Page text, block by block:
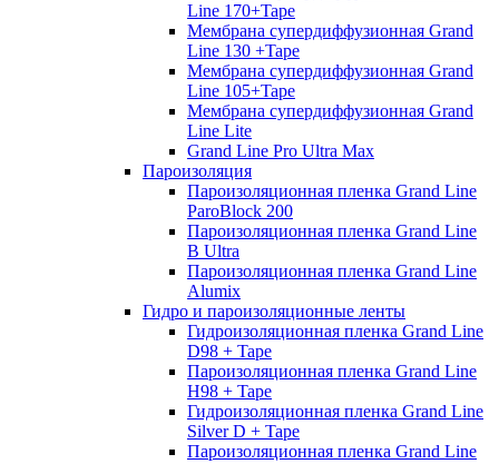
Line 170+Tape
Мембрана супердиффузионная Grand
Line 130 +Tape
Мембрана супердиффузионная Grand
Line 105+Tape
Мембрана супердиффузионная Grand
Line Lite
Grand Line Pro Ultra Max
Пароизоляция
Пароизоляционная пленка Grand Line
ParoBlock 200
Пароизоляционная пленка Grand Line
B Ultra
Пароизоляционная пленка Grand Line
Alumix
Гидро и пароизоляционные ленты
Гидроизоляционная пленка Grand Line
D98 + Tape
Пароизоляционная пленка Grand Line
H98 + Tape
Гидроизоляционная пленка Grand Line
Silver D + Tape
Пароизоляционная пленка Grand Line